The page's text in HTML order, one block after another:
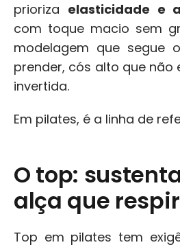
prioriza elasticidade e
com toque macio sem
modelagem que segue
prender, cós alto que não
invertida.
Em pilates, é a linha de
O top:
alça que
Top em pilates tem